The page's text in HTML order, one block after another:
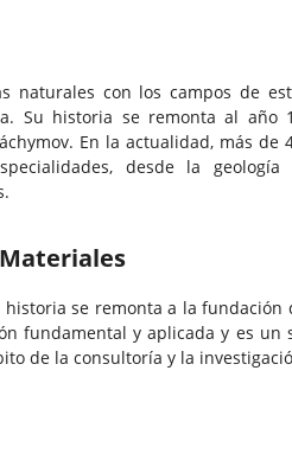
naturales con los campos de
Su historia se remonta al año
En la actualidad, más de
desde la
se remonta a la fundación
fundamental y aplicada y es un
de la consultoría y la